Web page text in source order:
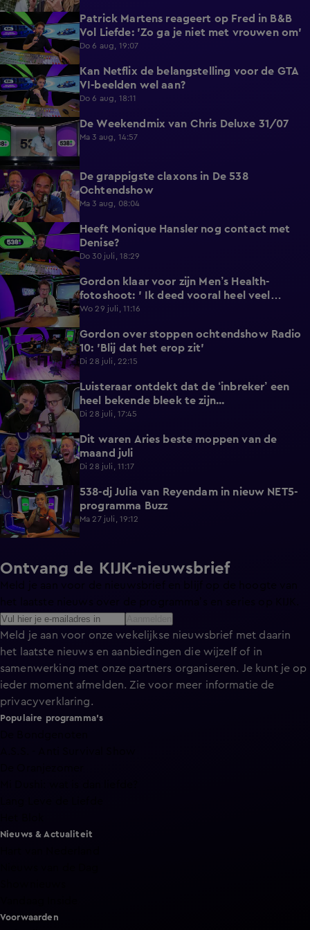
4:54
Patrick Martens reageert op Fred in B&B
Vol Liefde: 'Zo ga je niet met vrouwen om'
Do 6 aug, 19:07
5:12
Kan Netflix de belangstelling voor de GTA
VI-beelden wel aan?
Do 6 aug, 18:11
24:39 De Weekendmix van Chris Deluxe 31/07
Ma 3 aug, 14:57
1:36
De grappigste claxons in De 538
Ochtendshow
Ma 3 aug, 08:04
5:35
Heeft Monique Hansler nog contact met
Denise?
Do 30 juli, 18:29
4:33
Gordon klaar voor zijn Men’s Health-
fotoshoot: ' Ik deed vooral heel veel
wandelen'.
Wo 29 juli, 11:16
4:28
Gordon over stoppen ochtendshow Radio
10: 'Blij dat het erop zit'
Di 28 juli, 22:15
4:45
Luisteraar ontdekt dat de ‘inbreker’ een
heel bekende bleek te zijn...
Di 28 juli, 17:45
2:23
Dit waren Aries beste moppen van de
maand juli
Di 28 juli, 11:17
3:09
538-dj Julia van Reyendam in nieuw NET5-
programma Buzz
Ma 27 juli, 19:12
Ontvang de KIJK-nieuwsbrief
Meld je aan voor de nieuwsbrief en blijf op de hoogte van
Meld je aan voor onze wekelijkse nieuwsbrief met daarin
het laatste nieuws en aanbiedingen die wijzelf of in
samenwerking met onze partners organiseren. Je kunt je op
ieder moment afmelden. Zie voor meer informatie de
privacyverklaring.
Populaire programma's
Nieuws & Actualiteit
Voorwaarden